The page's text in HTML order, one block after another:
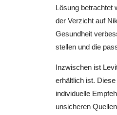
Lösung betrachtet
der Verzicht auf
Gesundheit
stellen und die
Inzwischen ist
erhältlich ist.
individuelle
unsicheren